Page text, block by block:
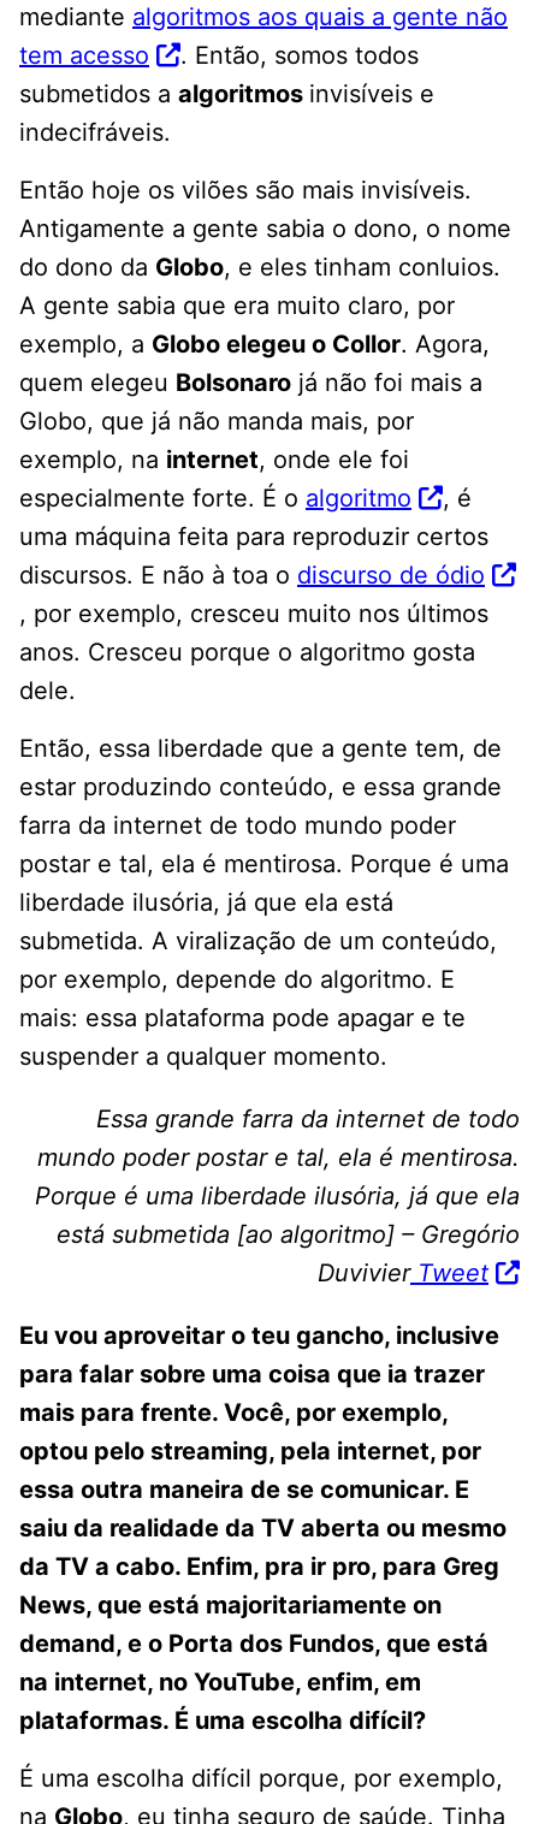
mediante algoritmos aos quais a gente não
tem acesso
. Então, somos todos
submetidos a algoritmos invisíveis e
indecifráveis.
Então hoje os vilões são mais invisíveis.
Antigamente a gente sabia o dono, o nome
do dono da Globo, e eles tinham conluios.
A gente sabia que era muito claro, por
exemplo, a Globo elegeu o Collor. Agora,
quem elegeu Bolsonaro já não foi mais a
Globo, que já não manda mais, por
exemplo, na internet, onde ele foi
especialmente forte. É o algoritmo
, é
uma máquina feita para reproduzir certos
discursos. E não à toa o discurso de ódio
, por exemplo, cresceu muito nos últimos
anos. Cresceu porque o algoritmo gosta
dele.
Então, essa liberdade que a gente tem, de
estar produzindo conteúdo, e essa grande
farra da internet de todo mundo poder
postar e tal, ela é mentirosa. Porque é uma
liberdade ilusória, já que ela está
submetida. A viralização de um conteúdo,
por exemplo, depende do algoritmo. E
mais: essa plataforma pode apagar e te
suspender a qualquer momento.
Essa grande farra da internet de todo
mundo poder postar e tal, ela é mentirosa.
Porque é uma liberdade ilusória, já que ela
está submetida [ao algoritmo] – Gregório
DuvivierTweet
Eu vou aproveitar o teu gancho, inclusive
para falar sobre uma coisa que ia trazer
mais para frente. Você, por exemplo,
optou pelo streaming, pela internet, por
essa outra maneira de se comunicar. E
saiu da realidade da TV aberta ou mesmo
da TV a cabo. Enfim, pra ir pro, para Greg
News, que está majoritariamente on
demand, e o Porta dos Fundos, que está
na internet, no YouTube, enfim, em
plataformas. É uma escolha difícil?
É uma escolha difícil porque, por exemplo,
na Globo, eu tinha seguro de saúde. Tinha